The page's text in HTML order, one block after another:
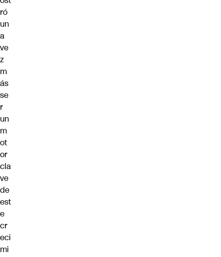
ró
un
a
ve
z
m
ás
se
r
un
m
ot
or
cla
ve
de
est
e
cr
eci
mi